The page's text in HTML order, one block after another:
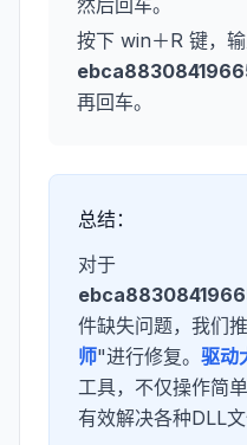
然后回车。
按下 win＋R 键，
再回车。
总结：
对于
件缺失问题，我们
师"进行修复。 驱动
工具，不仅操作简
有效解决各种DLL文